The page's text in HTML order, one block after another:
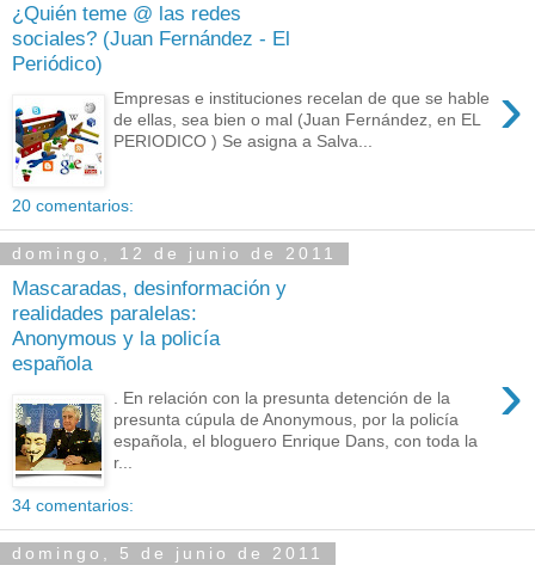
¿Quién teme @ las redes
sociales? (Juan Fernández - El
Periódico)
›
Empresas e instituciones recelan de que se hable
de ellas, sea bien o mal (Juan Fernández, en EL
PERIODICO ) Se asigna a Salva...
20 comentarios:
domingo, 12 de junio de 2011
Mascaradas, desinformación y
realidades paralelas:
Anonymous y la policía
española
›
. En relación con la presunta detención de la
presunta cúpula de Anonymous, por la policía
española, el bloguero Enrique Dans, con toda la
r...
34 comentarios:
domingo, 5 de junio de 2011